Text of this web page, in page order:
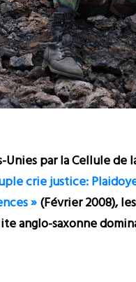
Unies par la Cellule
crie justice:
»(Février 2008),
anglo-saxonne